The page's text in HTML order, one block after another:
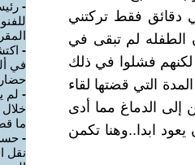
دقائق فقط تركتني
الطفله لم تبقى في
لكنهم فشلوا في ذلك
التي قضتها لقاء
إلى الدماغ مما أدى
ابدا..وهنا تكمن
-
-
في
- لم
ما
-
نقل